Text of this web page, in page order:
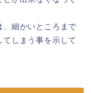
、細かいところまで
しまう事を示して